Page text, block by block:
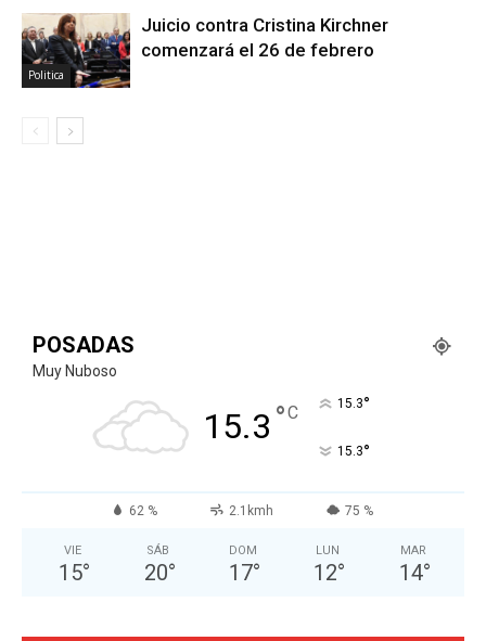
Politica
Juicio contra Cristina Kirchner
comenzará el 26 de febrero
POSADAS
Muy Nuboso
15.3 °C 15.3°
15.3°
62 % 2.1kmh 75 %
VIE
15°
SÁB
20°
DOM
17°
LUN
12°
MAR
14°